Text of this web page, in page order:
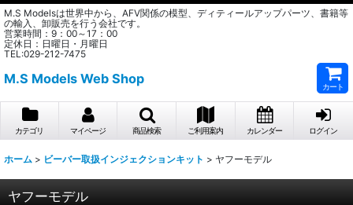
M.S Modelsは世界中から、AFV関係の模型、ディティールアップパーツ、書籍等
の輸入、卸販売を行う会社です。
営業時間：9：00～17：00
定休日：日曜日・月曜日
TEL:029-212-7475
M.S Models Web Shop
カート
カテゴリ マイページ 商品検索 ご利用案内 カレンダー ログイン
ホーム > ビーバー取扱インジェクションキット > ヤフーモデル
ヤフーモデル